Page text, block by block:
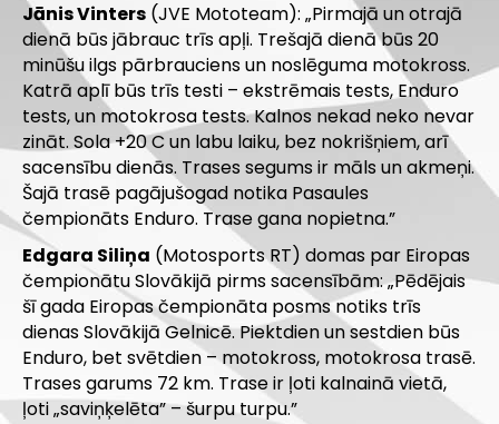
Jānis Vinters (JVE Mototeam): „Pirmajā un otrajā
dienā būs jābrauc trīs apļi. Trešajā dienā būs 20
minūšu ilgs pārbrauciens un noslēguma motokross.
Katrā aplī būs trīs testi – ekstrēmais tests, Enduro
tests, un motokrosa tests. Kalnos nekad neko nevar
zināt. Sola +20 C un labu laiku, bez nokrišņiem, arī
sacensību dienās. Trases segums ir māls un akmeņi.
Šajā trasē pagājušogad notika Pasaules
čempionāts Enduro. Trase gana nopietna.”
Edgara Siliņa (Motosports RT) domas par Eiropas
čempionātu Slovākijā pirms sacensībām: „Pēdējais
šī gada Eiropas čempionāta posms notiks trīs
dienas Slovākijā Gelnicē. Piektdien un sestdien būs
Enduro, bet svētdien – motokross, motokrosa trasē.
Trases garums 72 km. Trase ir ļoti kalnainā vietā,
ļoti „saviņķelēta” – šurpu turpu.”